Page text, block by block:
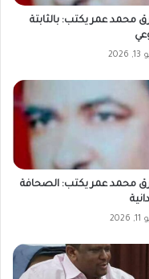
محمد عمر يكتب: بالثابتة
محمد عمر يكتب: الصحافة